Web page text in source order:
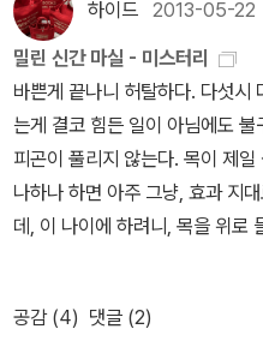
낌도 살짝 듭니다. 둘 중의 하나
으면 조금 더 괜찮았을 텐데, 그
는 읽기 너무 힘들어서요. 이건
더니 달의 위로였어. 읽어보지 않
싶은 책들인데. 아무튼 '마음'이라
건데 그렇다고 딱히 그렇게 정
이제는 요리 프로그램이나 먹
가, 하게된다. 그런데 먹는 존재
살기 위해 먹는가, 라는 오랜 물
히 만화책이 궁금할 뿐. 지금 기대하고 있는 책들은.
날이 흐려 그런가. 집에 가서
다가 그냥 잠들고 싶다..... 굿즈때문에 자꾸만 기웃거리게 되는 책.
하이드 2013-05-22
밀린 신간 마실 - 미스터리
바쁜게 끝나니 허탈하다. 다섯시
는게 결코 힘든 일이 아님에도
피곤이 풀리지 않는다. 목이 제
나하나 하면 아주 그냥, 효과 지
데, 이 나이에 하려니, 목을 위로
도 운동에 먹을꺼에 마구 챙겨주
이번주까지만. 그리고, 새로운 프
공감 (4) 댓글 (2)